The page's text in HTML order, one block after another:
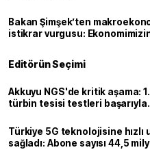
Bakan Şimşek’ten
istikrar vurgusu:
Editörün Seçimi
Akkuyu NGS'de kritik aşama:
türbin tesisi testleri başarıyla
Türkiye 5G teknolojisine hızlı
sağladı: Abone sayısı 44,5